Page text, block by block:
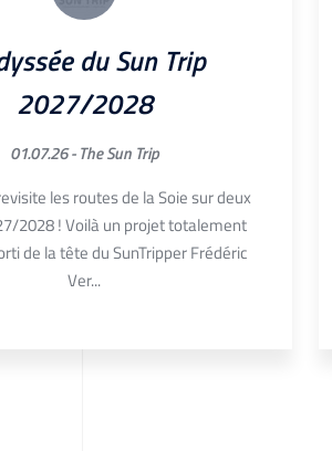
du Sun Trip
2027/2028
01.07.26 -The Sun Trip
les routes de la Soie sur deux
2028 ! Voilà un projet totalement
de la tête du SunTripper Frédéric
Ver...